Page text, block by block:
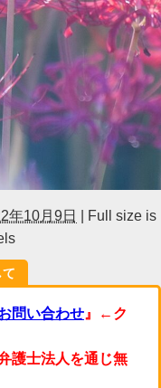
年10月9日
Full size is
問い合わせ 』←ク
護士法人を通じ無